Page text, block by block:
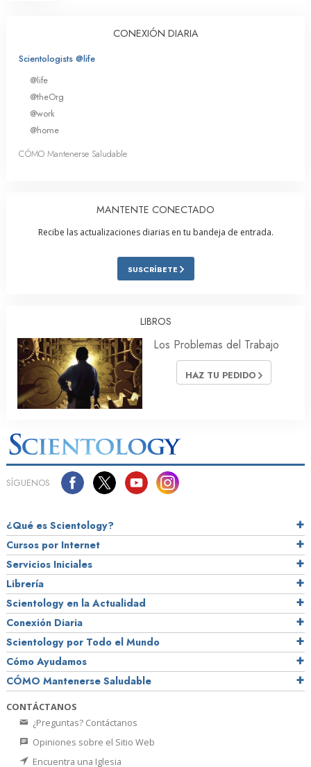
CONEXIÓN DIARIA
Scientologists @life
@life
@theOrg
@work
@home
CÓMO Mantenerse Saludable
MANTENTE CONECTADO
Recibe las actualizaciones diarias en tu bandeja de entrada.
SUSCRÍBETE
LIBROS
Los Problemas del Trabajo
HAZ TU PEDIDO
SÍGUENOS
¿Qué es Scientology?
Cursos por Internet
Servicios Iniciales
Librería
Scientology en la Actualidad
Conexión Diaria
Scientology por Todo el Mundo
Cómo Ayudamos
CÓMO Mantenerse Saludable
CONTÁCTANOS
¿Preguntas? Contáctanos
Opiniones sobre el Sitio Web
Encuentra una Iglesia